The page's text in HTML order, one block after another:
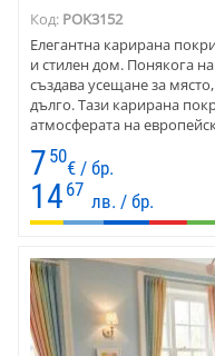
Код: POK3152
Елегантна карирана
и стилен дом. Понякога
създава усещане за
дълго. Тази карирана
атмосферата на
практичността на
красота на класическия
така и за ресторанти,
7 50
€ / бр.
14 67
лв. / бр.